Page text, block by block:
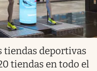
tiendas deportivas
tiendas en todo el